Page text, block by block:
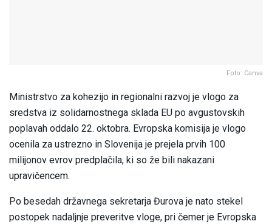
Foto: Canva
Ministrstvo za kohezijo in regionalni razvoj je vlogo za
sredstva iz solidarnostnega sklada EU po avgustovskih
poplavah oddalo 22. oktobra. Evropska komisija je vlogo
ocenila za ustrezno in Slovenija je prejela prvih 100
milijonov evrov predplačila, ki so že bili nakazani
upravičencem.
Po besedah državnega sekretarja Đurova je nato stekel
postopek nadaljnje preveritve vloge, pri čemer je Evropska